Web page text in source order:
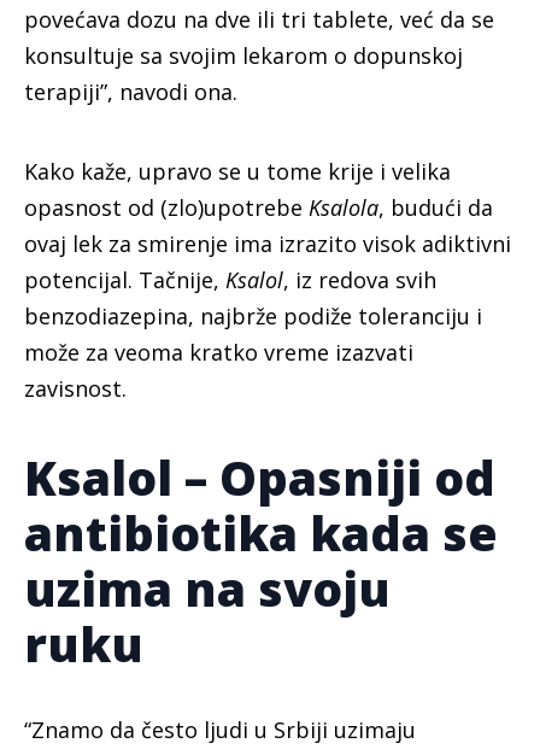
povećava dozu na dve ili tri tablete, već da se
konsultuje sa svojim lekarom o dopunskoj
terapiji”, navodi ona.
Kako kaže, upravo se u tome krije i velika
opasnost od (zlo)upotrebe Ksalola, budući da
ovaj lek za smirenje ima izrazito visok adiktivni
potencijal. Tačnije, Ksalol, iz redova svih
benzodiazepina, najbrže podiže toleranciju i
može za veoma kratko vreme izazvati
zavisnost.
Ksalol – Opasniji od
antibiotika kada se
uzima na svoju
ruku
“Znamo da često ljudi u Srbiji uzimaju